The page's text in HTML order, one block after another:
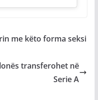
me këto forma seksi
transferohet në
Serie A